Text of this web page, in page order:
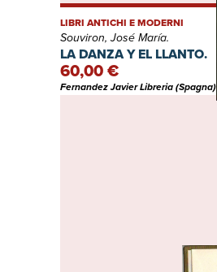
LA DANZA Y EL LLANTO.
LIBRI ANTICHI E MODERNI
Souviron, José María.
60,00 €
Fernandez Javier Libreria (Spagna)